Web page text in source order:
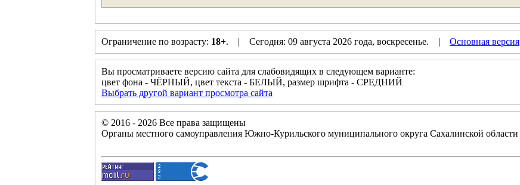
Ограничение по возрасту: 18+. | Сегодня: 09 августа 2026 года, воскресенье. | Основная версия
Вы просматриваете версию сайта для слабовидящих в следующем варианте:
цвет фона - ЧЁРНЫЙ, цвет текста - БЕЛЫЙ, размер шрифта - СРЕДНИЙ
Выбрать другой вариант просмотра сайта
© 2016 - 2026 Все права защищены
Органы местного самоуправления Южно-Курильского муниципального округа Сахалинской области